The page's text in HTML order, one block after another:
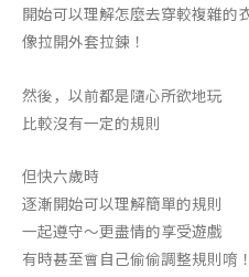
開始可以理解怎麼去穿較複雜的
像拉開外套拉鍊！
然後，以前都是隨心所欲地玩
比較沒有一定的規則
但快六歲時
逐漸開始可以理解簡單的規則
一起遵守～更盡情的享受遊戲
有時甚至會自己偷偷調整規則唷！